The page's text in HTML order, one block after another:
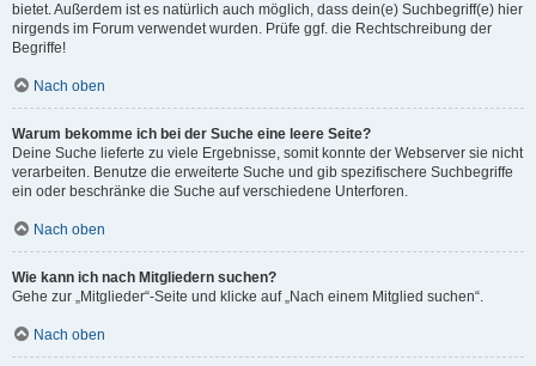
bietet. Außerdem ist es natürlich auch möglich, dass dein(e) Suchbegriff(e) hier
nirgends im Forum verwendet wurden. Prüfe ggf. die Rechtschreibung der
Begriffe!
Nach oben
Warum bekomme ich bei der Suche eine leere Seite?
Deine Suche lieferte zu viele Ergebnisse, somit konnte der Webserver sie nicht
verarbeiten. Benutze die erweiterte Suche und gib spezifischere Suchbegriffe
ein oder beschränke die Suche auf verschiedene Unterforen.
Nach oben
Wie kann ich nach Mitgliedern suchen?
Gehe zur „Mitglieder“-Seite und klicke auf „Nach einem Mitglied suchen“.
Nach oben